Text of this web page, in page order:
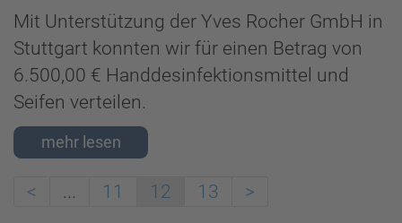
Mit Unterstützung der Yves Rocher GmbH in
Stuttgart konnten wir für einen Betrag von
6.500,00 € Handdesinfektionsmittel und
Seifen verteilen.
< ... 11 12 13 >